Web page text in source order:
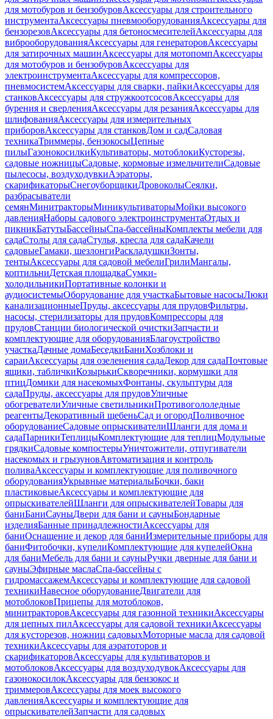
для мотобуров и бензобуровАксессуары для строительного
инструментаАксессуары пневмооборудованияАксессуары для
бензорезовАксессуары для бетоносмесителейАксессуары для
виброоборудованияАксессуары для генераторовАксессуары
для затирочных машинАксессуары для мотопомпАксессуары
для мотобуров и бензобуровАксессуары для
электроинструментаАксессуары для компрессоров,
пневмосистемАксессуары для сварки, пайкиАксессуары для
станковАксессуары для стружкоотсосовАксессуары для
бурения и сверленияАксессуары для резанияАксессуары для
шлифованияАксессуары для измерительных
приборовАксессуары для станковДом и садСадовая
техникаТриммеры, бензокосыЦепные
пилыГазонокосилкиКультиваторы, мотоблокиКусторезы,
садовые ножницыСадовые, кормовые измельчителиСадовые
пылесосы, воздуходувкиАэраторы,
скарификаторыСнегоуборщикиДровоколыСеялки,
разбрасыватели
семянМинитракторыМиникультиваторыМойки высокого
давленияНаборы садового электроинструментаОтдых и
пикникБатутыБассейныСпа-бассейныКомплекты мебели для
садаСтолы для садаСтулья, кресла для садаКачели
садовыеГамаки, шезлонгиРаскладушкиЗонты,
тентыАксессуары для садовой мебелиГрилиМангалы,
коптильниДетская площадкаСумки-
холодильникиПортативные колонки и
аудиосистемыОборудование для участкаБытовые насосыЛюки
канализационныеПруды, аксессуары для прудовФильтры,
насосы, стерилизаторы для прудовКомпрессоры для
прудовСтанции биологической очисткиЗапчасти и
комплектующие для оборудованияБлагоустройство
участкаДачные домаБеседкиБаниХозблоки и
сараиАксессуары для озеленения садаДекор для садаПочтовые
ящики, табличкиКозырькиСкворечники, кормушки для
птицДомики для насекомыхФонтаны, скульптуры для
садаПруды, аксессуары для прудовУличные
обогревателиУличные светильникиПротивогололедные
реагентыДекоративный щебеньСад и огородПоливочное
оборудованиеСадовые опрыскивателиШланги для дома и
садаПарникиТеплицыКомплектующие для теплицМодульные
грядкиСадовые компостерыУничтожители, отпугиватели
насекомых и грызуновАвтоматизация и контроль
поливаАксессуары и комплектующие для поливочного
оборудованияУкрывные материалыБочки, баки
пластиковыеАксессуары и комплектующие для
опрыскивателейШланги для опрыскивателейТовары для
баниБаниСауныДвери для бани и сауныБондарные
изделияБанные принадлежностиАксессуары для
баниОснащение и декор для баниИзмерительные приборы для
баниФитобочки, купелиКомплектующие для купелейОкна
для баниМебель для бани и сауныРучки дверные для бани и
сауныЭфирные маслаСпа-бассейны с
гидромассажемАксессуары и комплектующие для садовой
техникиНавесное оборудованиеДвигатели для
мотоблоковПрицепы для мотоблоков,
минитракторовАксессуары для газонной техникиАксессуары
для цепных пилАксессуары для садовой техникиАксессуары
для кусторезов, ножниц садовыхМоторные масла для садовой
техникиАксессуары для аэратоторов и
скарификаторовАксессуары для культиваторов и
мотоблоковАксессуары для воздуходувокАксессуары для
газонокосилокАксессуары для бензокос и
триммеровАксессуары для моек высокого
давленияАксессуары и комплектующие для
опрыскивателейЗапчасти для садовых